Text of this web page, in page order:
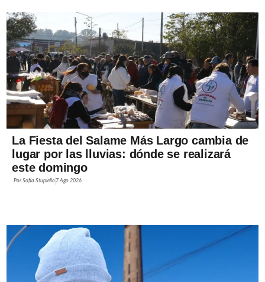
La Fiesta del Salame Más Largo cambia de
lugar por las lluvias: dónde se realizará
este domingo
PorSofía Stupiello 7 Ago 2026